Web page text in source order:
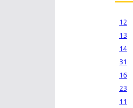
12
13
14
31
16
23
11